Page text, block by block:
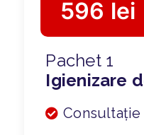
596 lei
Pachet 1
Igienizare
Consultație